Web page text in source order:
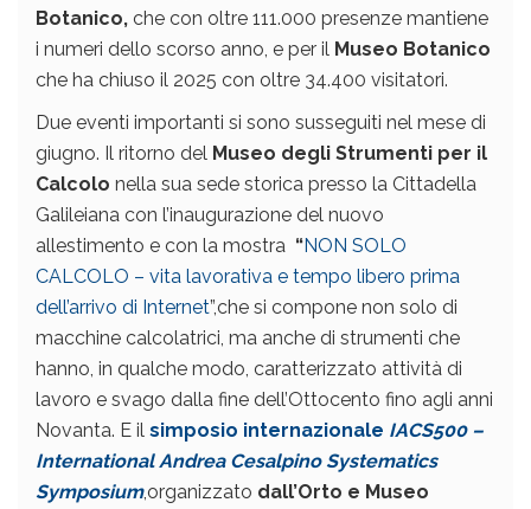
Botanico, che con oltre 111.000 presenze mantiene
i numeri dello scorso anno, e per il Museo Botanico
che ha chiuso il 2025 con oltre 34.400 visitatori.
Due eventi importanti si sono susseguiti nel mese di
giugno. Il ritorno del Museo degli Strumenti per il
Calcolo nella sua sede storica presso la Cittadella
Galileiana con l’inaugurazione del nuovo
allestimento e con la mostra “NON SOLO
CALCOLO – vita lavorativa e tempo libero prima
dell’arrivo di Internet”,che si compone non solo di
macchine calcolatrici, ma anche di strumenti che
hanno, in qualche modo, caratterizzato attività di
lavoro e svago dalla fine dell’Ottocento fino agli anni
Novanta. E il simposio internazionale IACS500 –
International Andrea Cesalpino Systematics
Symposium,organizzato dall’Orto e Museo